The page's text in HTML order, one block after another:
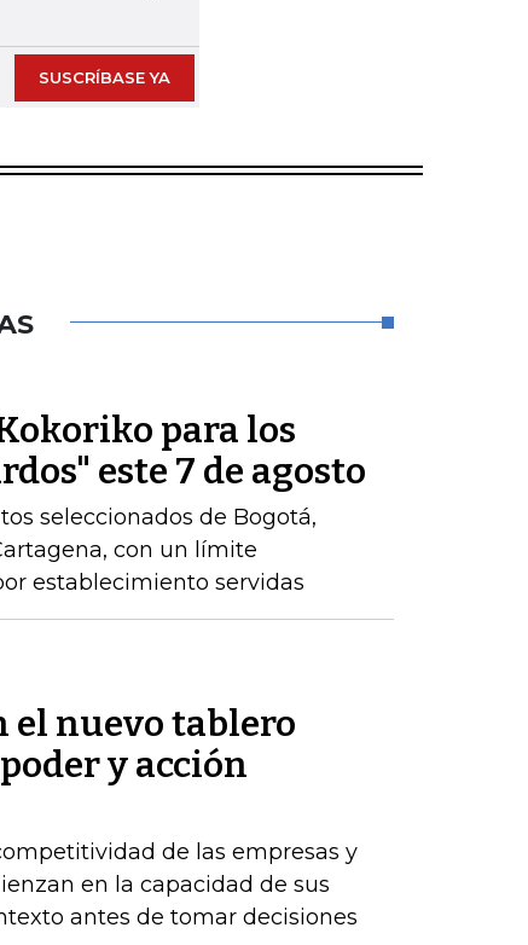
SUSCRÍBASE YA
para los
este 7 de agosto
seleccionados de Bogotá,
con un límite
establecimiento servidas
el nuevo tablero
y acción
de las empresas y
en la capacidad de sus
antes de tomar decisiones